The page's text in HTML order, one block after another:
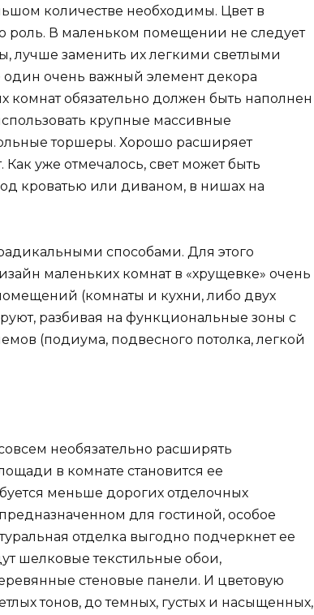
количестве необходимы. Цвет в
роль. В маленьком помещении не следует
лучше заменить их легкими светлыми
очень важный элемент декора
комнат обязательно должен быть наполнен
крупные массивные
торшеры. Хорошо расширяет
уже отмечалось, свет может быть
кроватью или диваном, в нишах на
способами. Для этого
маленьких комнат в «хрущевке» очень
(комнаты и кухни, либо двух
разбивая на функциональные зоны с
(подиума, подвесного потолка, легкой
необязательно расширять
в комнате становится ее
меньше дорогих отделочных
для гостиной, особое
отделка выгодно подчеркнет ее
шелковые текстильные обои,
стеновые панели. И цветовую
тонов, до темных, густых и насыщенных,